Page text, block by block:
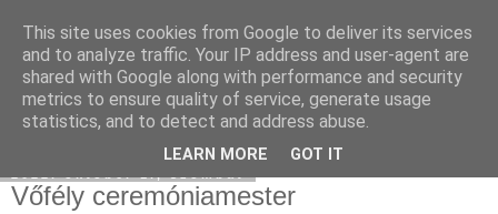
Használt Tesla
Vőfély ceremóniamester
This site uses cookies from Google to deliver its services
and to analyze traffic. Your IP address and user-agent are
shared with Google along with performance and security
metrics to ensure quality of service, generate usage
statistics, and to detect and address abuse.
LEARN MORE GOT IT